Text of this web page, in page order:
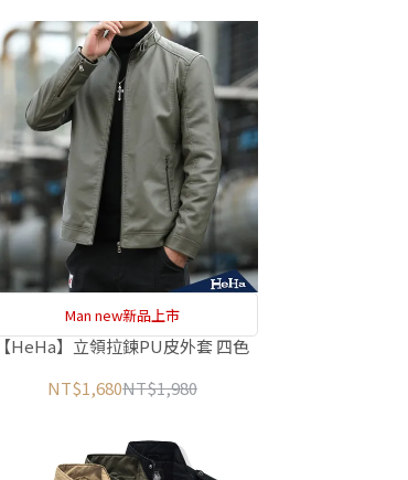
Man new新品上市
【HeHa】立領拉鍊PU皮外套 四色
NT$1,680NT$1,980